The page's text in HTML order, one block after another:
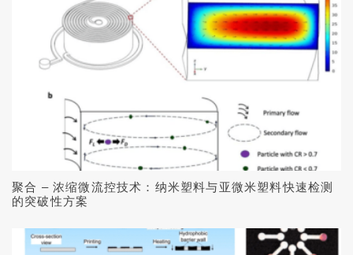
聚合 – 浓缩微流控技术：纳米塑料与亚微米塑料快速检测
的突破性方案